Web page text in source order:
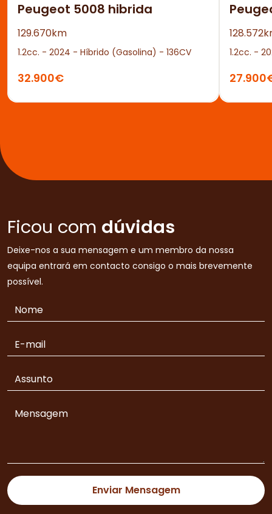
Peugeot 5008 hibrida
129.670km
1.2cc. - 2024 - Híbrido (Gasolina) - 136CV
32.900€
1.2cc. -
Ficou com dúvidas
Deixe-nos a sua mensagem e um membro da nossa
equipa entrará em contacto consigo o mais brevemente
possível.